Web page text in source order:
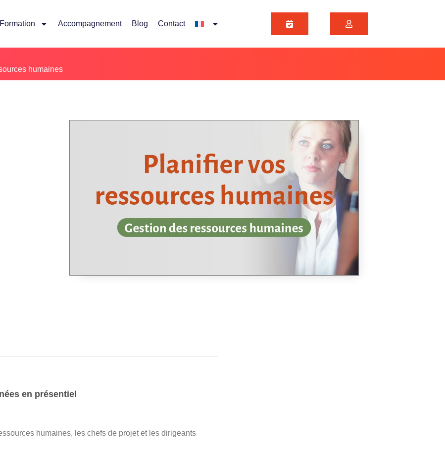
Formation Accompagnement Blog Contact
humaines
en présentiel
humaines, les chefs de projet et les dirigeants